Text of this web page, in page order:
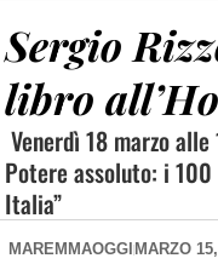
Sergio
libro
Venerdì 18 marzo
Potere assoluto: i
Italia”
MAREMMAOGGI MARZO